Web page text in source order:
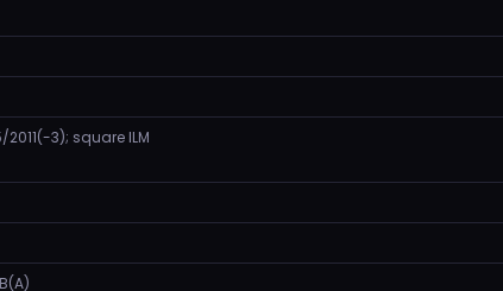
2011(-3); square ILM